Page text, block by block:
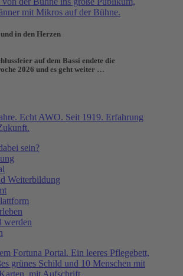
in den Herzen
auf dem Bassi endete die
2026 und es geht weiter …
sein?
Weiterbildung
werden